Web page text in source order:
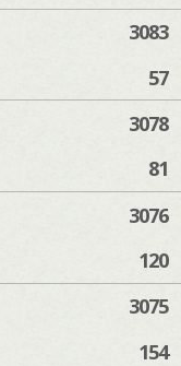
3083
57
3078
81
3076
120
3075
154